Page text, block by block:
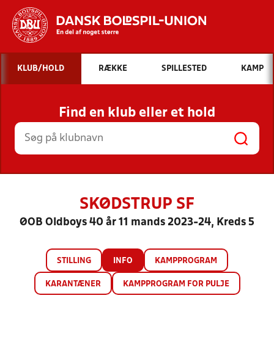
Hvad vil du søge efter?
INDHOLD OG NYHEDER
STILLINGER, RESULTATER, KLUBBER OG
HOLD
KLUB/HOLD RÆKKE SPILLESTED KAMP
Find en klub eller et hold
SKØDSTRUP SF
ØOB Oldboys 40 år 11 mands 2023-24, Kreds 5
STILLING INFO KAMPPROGRAM
KARANTÆNER KAMPPROGRAM FOR PULJE